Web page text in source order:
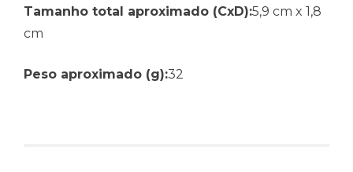
Tamanho total aproximado (CxD):5,9 cm x 1,8
cm
Peso aproximado (g):32